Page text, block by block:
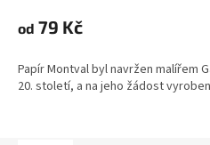
od 79 Kč
Papír Montval byl navržen malířem
20. století, a na jeho žádost